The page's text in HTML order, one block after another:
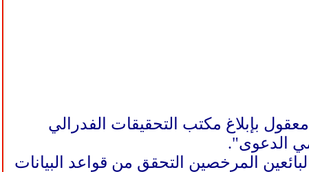
بإبلاغ مكتب التحقيقات الفدرالي
المرخصين التحقق من قواعد البيانات